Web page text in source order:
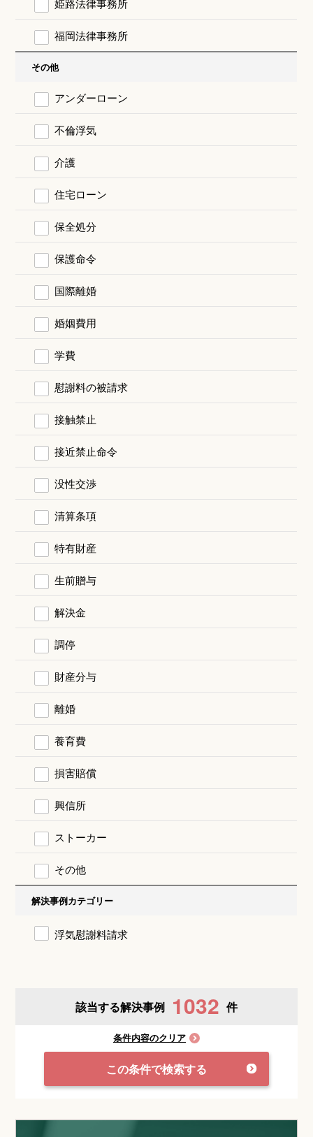
姫路法律事務所
福岡法律事務所
その他
アンダーローン
不倫浮気
介護
住宅ローン
保全処分
保護命令
国際離婚
婚姻費用
学費
慰謝料の被請求
接触禁止
接近禁止命令
没性交渉
清算条項
特有財産
生前贈与
解決金
調停
財産分与
離婚
養育費
損害賠償
興信所
ストーカー
その他
解決事例カテゴリー
浮気慰謝料請求
該当する解決事例 1032 件
条件内容のクリア
この条件で検索する